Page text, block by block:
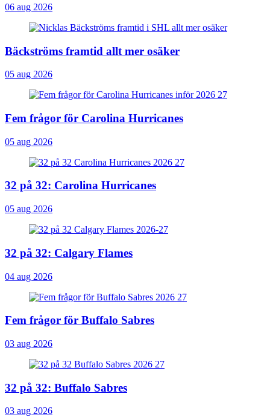
06 aug 2026
Bäckströms framtid allt mer osäker
05 aug 2026
Fem frågor för Carolina Hurricanes
05 aug 2026
32 på 32: Carolina Hurricanes
05 aug 2026
32 på 32: Calgary Flames
04 aug 2026
Fem frågor för Buffalo Sabres
03 aug 2026
32 på 32: Buffalo Sabres
03 aug 2026